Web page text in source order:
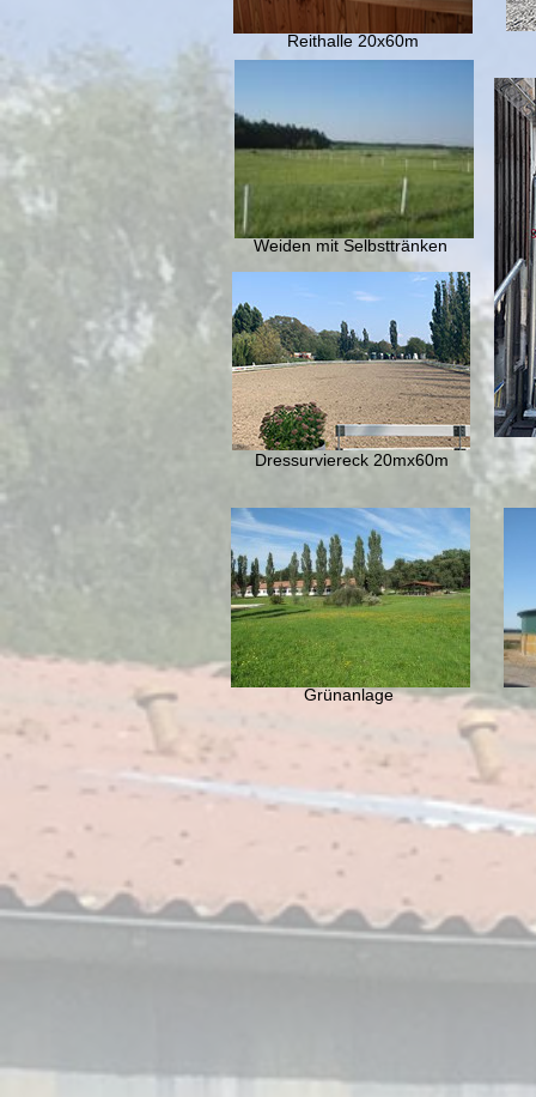
Reithalle 20x60m
Weiden mit Selbsttränken
Dressurviereck 20mx60m
Grünanlage